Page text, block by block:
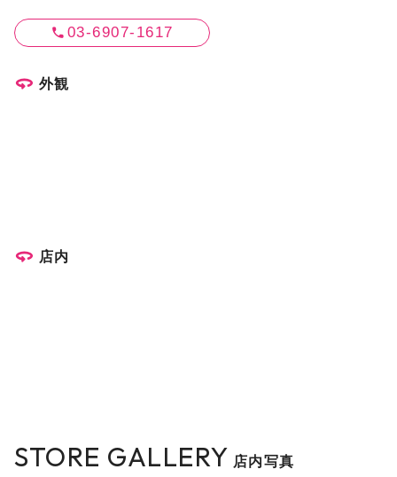
03-6907-1617
外観
店内
STORE GALLERY 店内写真